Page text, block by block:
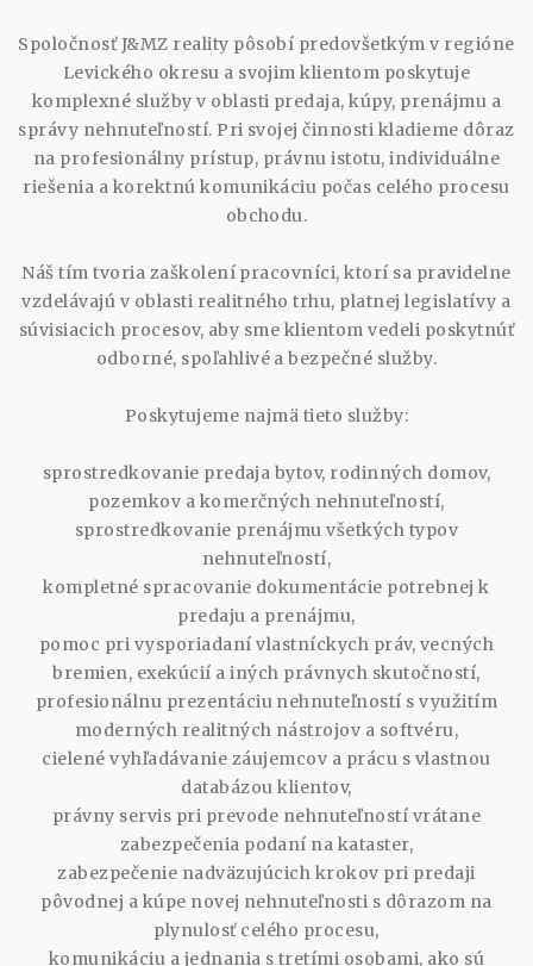
Spoločnosť J&MZ reality pôsobí predovšetkým v regióne
Levického okresu a svojim klientom poskytuje
komplexné služby v oblasti predaja, kúpy, prenájmu a
správy nehnuteľností. Pri svojej činnosti kladieme dôraz
na profesionálny prístup, právnu istotu, individuálne
riešenia a korektnú komunikáciu počas celého procesu
obchodu.
Náš tím tvoria zaškolení pracovníci, ktorí sa pravidelne
vzdelávajú v oblasti realitného trhu, platnej legislatívy a
súvisiacich procesov, aby sme klientom vedeli poskytnúť
odborné, spoľahlivé a bezpečné služby.
Poskytujeme najmä tieto služby:
sprostredkovanie predaja bytov, rodinných domov,
pozemkov a komerčných nehnuteľností,
sprostredkovanie prenájmu všetkých typov
nehnuteľností,
kompletné spracovanie dokumentácie potrebnej k
predaju a prenájmu,
pomoc pri vysporiadaní vlastníckych práv, vecných
bremien, exekúcií a iných právnych skutočností,
profesionálnu prezentáciu nehnuteľností s využitím
moderných realitných nástrojov a softvéru,
cielené vyhľadávanie záujemcov a prácu s vlastnou
databázou klientov,
právny servis pri prevode nehnuteľností vrátane
zabezpečenia podaní na kataster,
zabezpečenie nadväzujúcich krokov pri predaji
pôvodnej a kúpe novej nehnuteľnosti s dôrazom na
plynulosť celého procesu,
komunikáciu a jednania s tretími osobami, ako sú